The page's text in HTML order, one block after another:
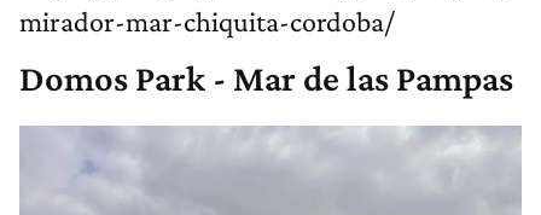
mirador-mar-chiquita-cordoba/
Domos Park - Mar de las Pampas